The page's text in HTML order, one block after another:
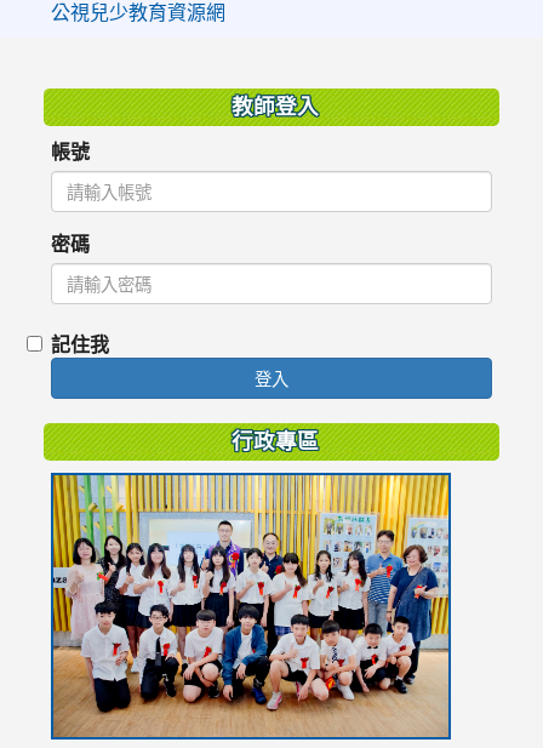
公視兒少教育資源網
教師登入
帳號
密碼
記住我
登入
行政專區